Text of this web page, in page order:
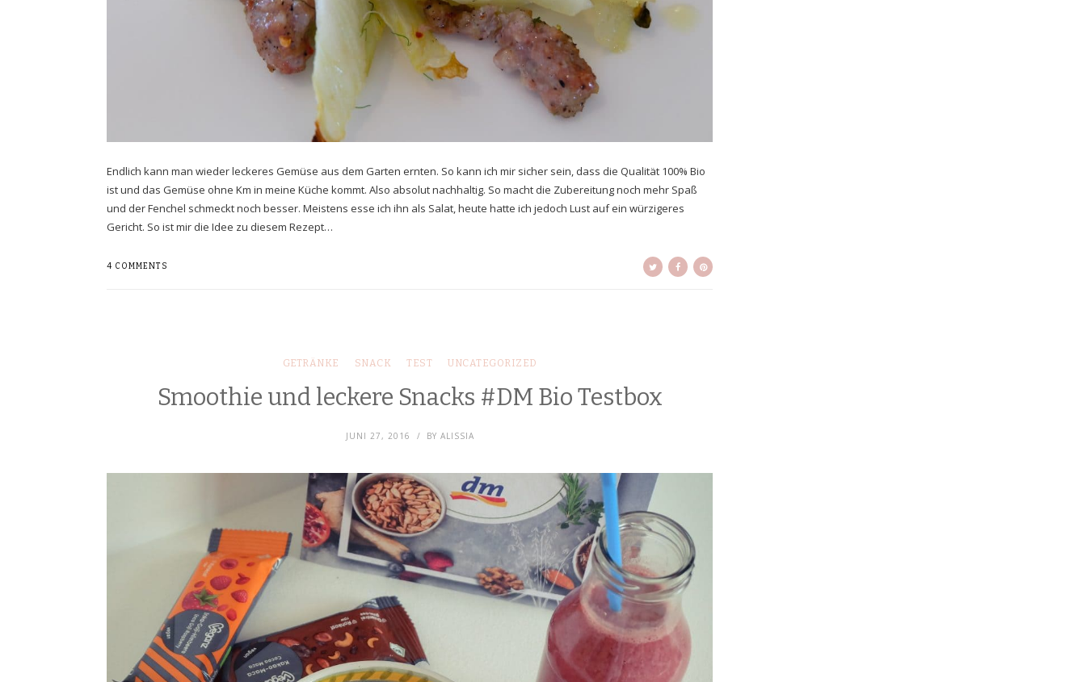
Endlich kann man wieder leckeres Gemüse aus dem Garten ernten. So kann ich mir sicher sein, dass die Qualität 100% Bio
ist und das Gemüse ohne Km in meine Küche kommt. Also absolut nachhaltig. So macht die Zubereitung noch mehr Spaß
und der Fenchel schmeckt noch besser. Meistens esse ich ihn als Salat, heute hatte ich jedoch Lust auf ein würzigeres
Gericht. So ist mir die Idee zu diesem Rezept…
4 COMMENTS
GETRÄNKE SNACK TEST UNCATEGORIZED
Smoothie und leckere Snacks #DM Bio Testbox
JUNI 27, 2016 BY ALISSIA